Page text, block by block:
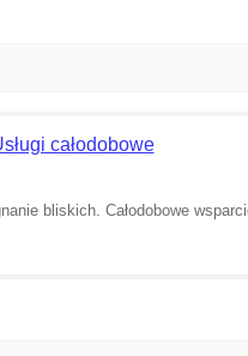
całodobowe
bliskich. Całodobowe